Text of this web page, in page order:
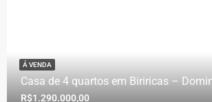
Casa de 4 quartos em Biriricas –
R$1.290.000,00
Á VENDA